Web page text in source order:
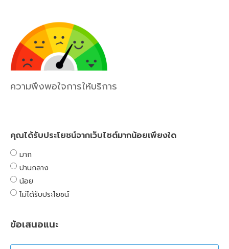
ความพึงพอใจการให้บริการ
คุณได้รับประโยชน์จากเว็บไซต์มากน้อยเพียงใด
มาก
ปานกลาง
น้อย
ไม่ได้รับประโยชน์
ข้อเสนอแนะ